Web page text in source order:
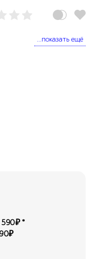
...показать ещё
590₽ *